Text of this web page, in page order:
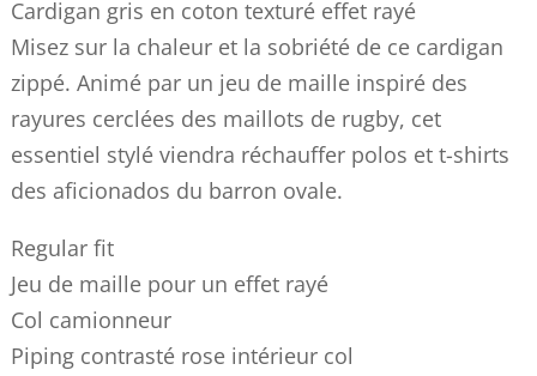
Cardigan gris en coton texturé effet rayé
Misez sur la chaleur et la sobriété de ce cardigan
zippé. Animé par un jeu de maille inspiré des
rayures cerclées des maillots de rugby, cet
essentiel stylé viendra réchauffer polos et t-shirts
des aficionados du barron ovale.
Regular fit
Jeu de maille pour un effet rayé
Col camionneur
Piping contrasté rose intérieur col